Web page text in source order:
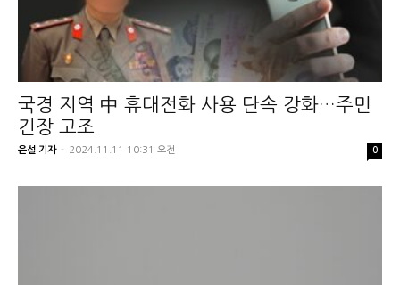
국경 지역 中 휴대전화 사용 단속 강화…주민
긴장 고조
은설 기자 - 2024.11.11 10:31 오전 0